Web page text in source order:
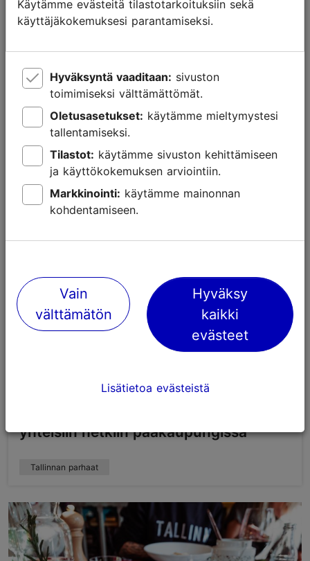
Parhaat paikat Tallinnassa nauttia
espresso macchiatoa
Tallinnan parhaat
yhteisiin hetkiin pääkaupungissa
Tallinnan parhaat
Käytämme evästeitä tilastotarkoituksiin sekä
käyttäjäkokemuksesi parantamiseksi.
Hyväksyntä vaaditaan:
toimimiseksi välttämättömät.
Oletusasetukset:
tallentamiseksi.
Tilastot:
ja käyttökokemuksen arviointiin.
Markkinointi:
kohdentamiseen.
Vain
välttämätön
Hyväksy
kaikki
evästeet
Lisätietoa evästeistä